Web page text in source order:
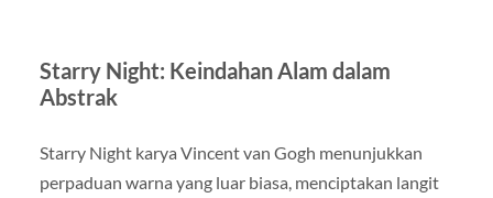
Starry Night: Keindahan Alam dalam
Abstrak
Starry Night karya Vincent van Gogh menunjukkan
perpaduan warna yang luar biasa, menciptakan langit